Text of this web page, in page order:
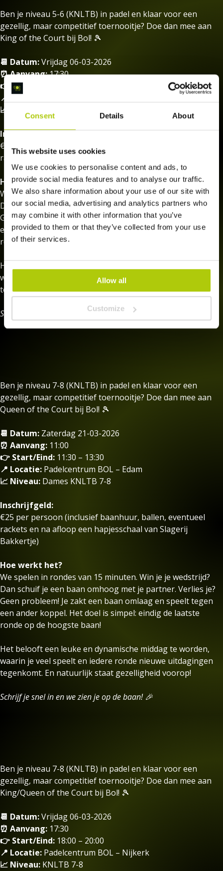
Consent Details About
This website uses cookies
We use cookies to personalise content and ads, to
provide social media features and to analyse our traffic.
We also share information about your use of our site with
our social media, advertising and analytics partners who
may combine it with other information that you’ve
provided to them or that they’ve collected from your use
of their services.
Allow all
Customize
Ben je niveau 5-6 (KNLTB) in padel en klaar voor een
gezellig, maar competitief toernooitje? Doe dan mee aan
King of the Court bij Bol! 🎾
📆 Datum:Vrijdag 06-03-2026
⏰ Aanvang:17:30
👉 Start/Eind:
📍 Locatie:
📈 Niveau:
Heren KNLTB 5-6
Inschrijfgeld:
€25 per persoon (inclusief baanhuur, ballen, eventueel
rackets en na afloop een bittergarnituur)
Hoe werkt het?
We spelen in rondes van 15 minuten. Win je je wedstrijd?
Dan schuif je een baan omhoog met je partner. Verlies je?
Geen probleem! Je zakt een baan omlaag en speelt tegen
een ander koppel. Het doel is simpel: eindig de laatste
ronde op de hoogste baan!
Het belooft een leuke en dynamische avond te worden,
waarin je veel speelt en iedere ronde nieuwe uitdagingen
tegenkomt. En natuurlijk staat gezelligheid voorop!
Schrijf je snel in en we zien je op de baan! 🎉
Ben je niveau 7-8 (KNLTB) in padel en klaar voor een
gezellig, maar competitief toernooitje? Doe dan mee aan
Queen of the Court bij Bol! 🎾
📆 Datum: Zaterdag 21-03-2026
⏰ Aanvang: 11:00
👉 Start/Eind: 11:30 – 13:30
📍 Locatie: Padelcentrum BOL – Edam
📈 Niveau: Dames KNLTB 7-8
Inschrijfgeld:
€25 per persoon (inclusief baanhuur, ballen, eventueel
rackets en na afloop een hapjesschaal van Slagerij
Bakkertje)
Hoe werkt het?
We spelen in rondes van 15 minuten. Win je je wedstrijd?
Dan schuif je een baan omhoog met je partner. Verlies je?
Geen probleem! Je zakt een baan omlaag en speelt tegen
een ander koppel. Het doel is simpel: eindig de laatste
ronde op de hoogste baan!
Het belooft een leuke en dynamische middag te worden,
waarin je veel speelt en iedere ronde nieuwe uitdagingen
tegenkomt. En natuurlijk staat gezelligheid voorop!
Schrijf je snel in en we zien je op de baan! 🎉
Ben je niveau 7-8 (KNLTB) in padel en klaar voor een
gezellig, maar competitief toernooitje? Doe dan mee aan
King/Queen of the Court bij Bol! 🎾
📆 Datum:Vrijdag 06-03-2026
⏰ Aanvang: 17:30
👉 Start/Eind: 18:00 – 20:00
📍 Locatie: Padelcentrum BOL – Nijkerk
📈 Niveau: KNLTB 7-8